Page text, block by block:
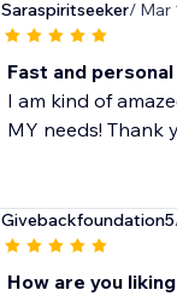
Saraspiritseeker/ Mar
Fast and
I am kind of
MY needs! Thank
Givebackfoundation5
How are you